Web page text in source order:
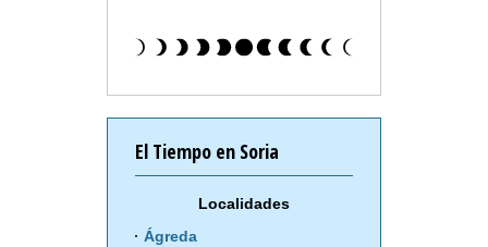
El Tiempo en Soria
Localidades
Ágreda